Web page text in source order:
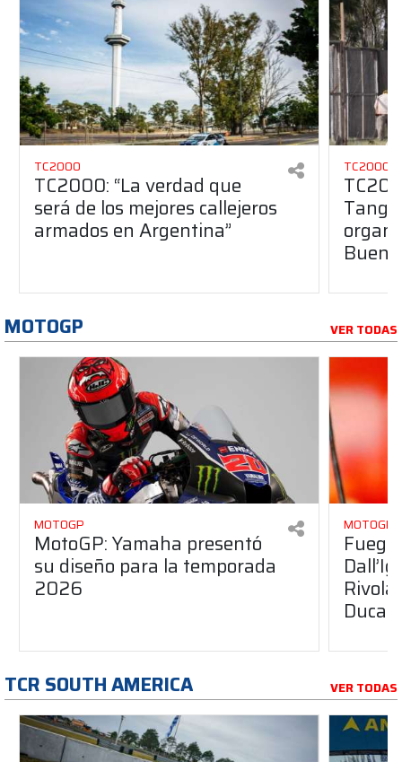
TC2000
TC2000: “La verdad que
será de los mejores callejeros
armados en Argentina”
TC2000
MOTOGP VER TODAS
MOTOGP
MotoGP: Yamaha presentó
su diseño para la temporada
2026
MOTOGP
Ducati
TCR SOUTH AMERICA VER TODAS